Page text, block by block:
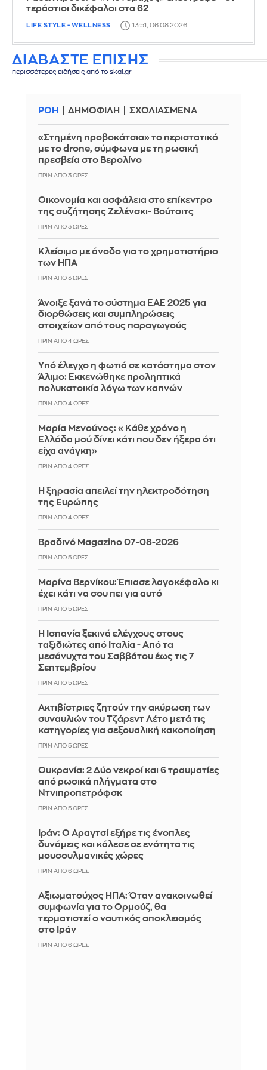
τεράστιοι δικέφαλοι στα 62
LIFE STYLE - WELLNESS 13:51, 06.08.2026
ΔΙΑΒΑΣΤΕ ΕΠΙΣΗΣ
περισσότερες ειδήσεις από το skai.gr
ΡΟΗ ΔΗΜΟΦΙΛΗ ΣΧΟΛΙΑΣΜΕΝΑ
«Στημένη προβοκάτσια» το περιστατικό
με το drone, σύμφωνα με τη ρωσική
πρεσβεία στο Βερολίνο
ΠΡΙΝ ΑΠΌ 3 ΏΡΕΣ
Οικονομία και ασφάλεια στο επίκεντρο
της συζήτησης Ζελένσκι- Βούτσιτς
ΠΡΙΝ ΑΠΌ 3 ΏΡΕΣ
Κλείσιμο με άνοδο για το χρηματιστήριο
των ΗΠΑ
ΠΡΙΝ ΑΠΌ 3 ΏΡΕΣ
Άνοιξε ξανά το σύστημα ΕΑΕ 2025 για
διορθώσεις και συμπληρώσεις
στοιχείων από τους παραγωγούς
ΠΡΙΝ ΑΠΌ 4 ΏΡΕΣ
Yπό έλεγχο η φωτιά σε κατάστημα στον
Άλιμο: Εκκενώθηκε προληπτικά
πολυκατοικία λόγω των καπνών
ΠΡΙΝ ΑΠΌ 4 ΏΡΕΣ
Μαρία Μενούνος: «Κάθε χρόνο η
Ελλάδα μού δίνει κάτι που δεν ήξερα ότι
είχα ανάγκη»
ΠΡΙΝ ΑΠΌ 4 ΏΡΕΣ
Η ξηρασία απειλεί την ηλεκτροδότηση
της Ευρώπης
ΠΡΙΝ ΑΠΌ 4 ΏΡΕΣ
Βραδινό Magazino 07-08-2026
ΠΡΙΝ ΑΠΌ 5 ΏΡΕΣ
Μαρίνα Βερνίκου: Έπιασε λαγοκέφαλο κι
έχει κάτι να σου πει για αυτό
ΠΡΙΝ ΑΠΌ 5 ΏΡΕΣ
Η Ισπανία ξεκινά ελέγχους στους
ταξιδιώτες από Ιταλία - Από τα
μεσάνυχτα του Σαββάτου έως τις 7
Σεπτεμβρίου
ΠΡΙΝ ΑΠΌ 5 ΏΡΕΣ
Ακτιβίστριες ζητούν την ακύρωση των
συναυλιών του Τζάρεντ Λέτο μετά τις
κατηγορίες για σεξουαλική κακοποίηση
ΠΡΙΝ ΑΠΌ 5 ΏΡΕΣ
Ουκρανία: 2 Δύο νεκροί και 6 τραυματίες
από ρωσικά πλήγματα στο
Ντνιπροπετρόφσκ
ΠΡΙΝ ΑΠΌ 5 ΏΡΕΣ
Ιράν: Ο Αραγτσί εξήρε τις ένοπλες
δυνάμεις και κάλεσε σε ενότητα τις
μουσουλμανικές χώρες
ΠΡΙΝ ΑΠΌ 6 ΏΡΕΣ
Αξιωματούχος ΗΠΑ: Όταν ανακοινωθεί
συμφωνία για το Ορμούζ, θα
τερματιστεί ο ναυτικός αποκλεισμός
στο Ιράν
ΠΡΙΝ ΑΠΌ 6 ΏΡΕΣ